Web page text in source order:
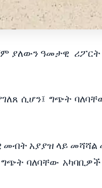
ም ያለውን ዓመታዊ ሪፖርት
ሲሆን፤ግጭት
መብት አያያዝ ላይ መሻሻል
ግጭት ባለባቸው አካባቢዎች